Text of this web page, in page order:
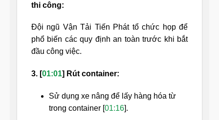
thi công:
Đội ngũ Vận Tải Tiến Phát tổ chức họp để
phổ biến các quy định an toàn trước khi bắt
đầu công việc.
3. [01:01] Rút container:
Sử dụng xe nâng để lấy hàng hóa từ
trong container [01:16].